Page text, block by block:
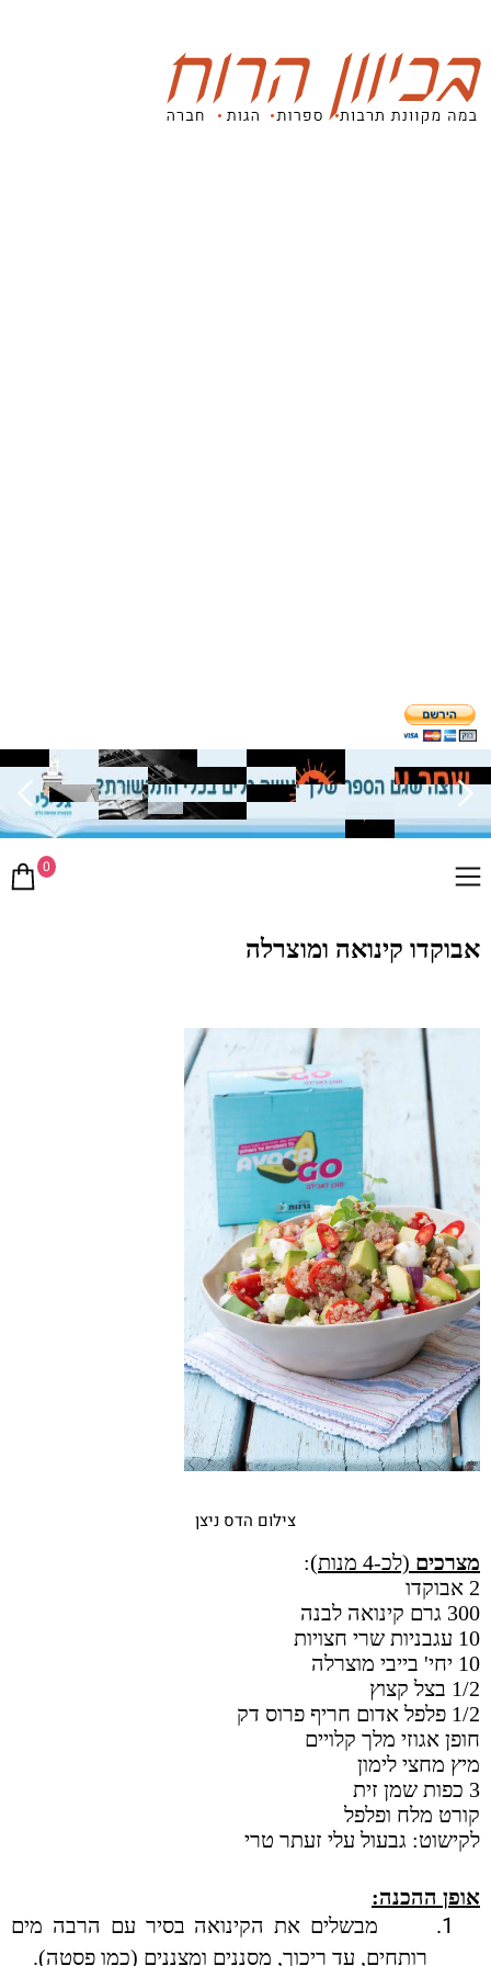
0
אבוקדו קינואה ומוצרלה
צילום הדס ניצן
מצרכים (לכ-4 מנות)
:
2 אבוקדו
300 גרם קינואה לבנה
10 עגבניות שרי חצויות
10 יחי' בייבי מוצרלה
1/2 בצל קצוץ
1/2 פלפל אדום חריף פרוס דק
חופן אגוזי מלך קלויים
מיץ מחצי לימון
3 כפות שמן זית
קורט מלח ופלפל
לקישוט: גבעול עלי זעתר טרי
אופן ההכנה:
1.
מבשלים את הקינואה בסיר עם הרבה מים
רותחים, עד ריכוך, מסננים ומצננים (כמו פסטה).